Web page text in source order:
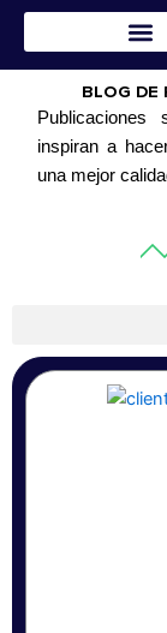
contenido
BLOG DE
Publicaciones
inspiran a
una mejor